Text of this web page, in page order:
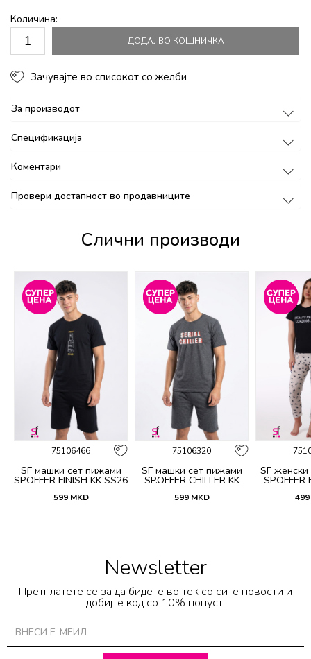
Количина:
ДОДАЈ ВО КОШНИЧКА
Зачувајте во списокот со желби
За производот
Спецификација
Коментари
Провери достапност во продавниците
Слични производи
75106466
SF машки сет пижами
SP.OFFER FINISH KK SS26
599 MKD
75106320
SF машки сет пижами
SP.OFFER CHILLER KK
599 MKD
SF
499
Newsletter
Претплатете се за да бидете во тек со сите новости и
добијте код со 10% попуст.